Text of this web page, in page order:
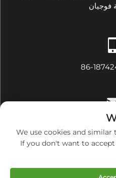
فوجيان
دايموند للتجهيزات الكهربائية
We use cookies and
If you don't want to